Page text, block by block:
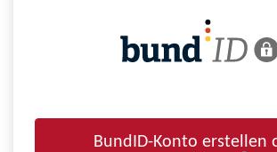
BundID-Konto erstellen